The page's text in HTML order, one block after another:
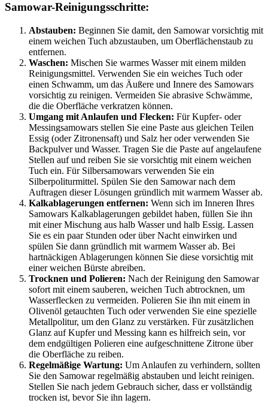
Samowar-Reinigungsschritte:
Abstauben: Beginnen Sie damit, den Samowar vorsichtig mit
einem weichen Tuch abzustauben, um Oberflächenstaub zu
entfernen.
Waschen: Mischen Sie warmes Wasser mit einem milden
Reinigungsmittel. Verwenden Sie ein weiches Tuch oder
einen Schwamm, um das Äußere und Innere des Samowars
vorsichtig zu reinigen. Vermeiden Sie abrasive Schwämme,
die die Oberfläche verkratzen können.
Umgang mit Anlaufen und Flecken: Für Kupfer- oder
Messingsamowars stellen Sie eine Paste aus gleichen Teilen
Essig (oder Zitronensaft) und Salz her oder verwenden Sie
Backpulver und Wasser. Tragen Sie die Paste auf angelaufene
Stellen auf und reiben Sie sie vorsichtig mit einem weichen
Tuch ein. Für Silbersamowars verwenden Sie ein
Silberpoliturmittel. Spülen Sie den Samowar nach dem
Auftragen dieser Lösungen gründlich mit warmem Wasser ab.
Kalkablagerungen entfernen: Wenn sich im Inneren Ihres
Samowars Kalkablagerungen gebildet haben, füllen Sie ihn
mit einer Mischung aus halb Wasser und halb Essig. Lassen
Sie es ein paar Stunden oder über Nacht einwirken und
spülen Sie dann gründlich mit warmem Wasser ab. Bei
hartnäckigen Ablagerungen können Sie diese vorsichtig mit
einer weichen Bürste abreiben.
Trocknen und Polieren: Nach der Reinigung den Samowar
sofort mit einem sauberen, weichen Tuch abtrocknen, um
Wasserflecken zu vermeiden. Polieren Sie ihn mit einem in
Olivenöl getauchten Tuch oder verwenden Sie eine spezielle
Metallpolitur, um den Glanz zu verstärken. Für zusätzlichen
Glanz auf Kupfer und Messing kann es hilfreich sein, vor
dem endgültigen Polieren eine aufgeschnittene Zitrone über
die Oberfläche zu reiben.
Regelmäßige Wartung: Um Anlaufen zu verhindern, sollten
Sie den Samowar regelmäßig abstauben und leicht reinigen.
Stellen Sie nach jedem Gebrauch sicher, dass er vollständig
trocken ist, bevor Sie ihn lagern.